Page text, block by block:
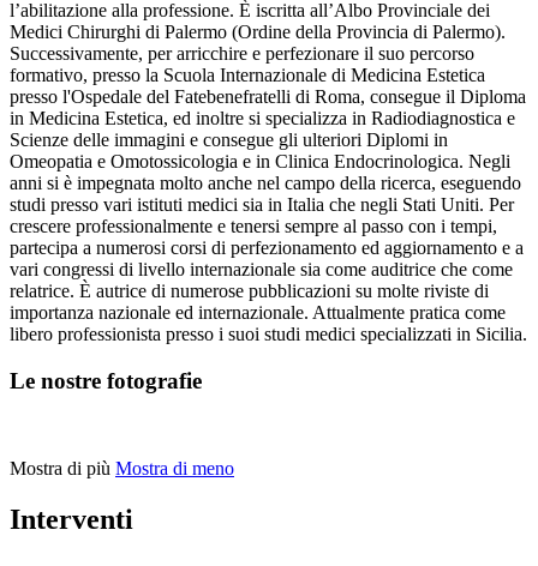
l’abilitazione alla professione. È iscritta all’Albo Provinciale dei
Medici Chirurghi di Palermo (Ordine della Provincia di Palermo).
Successivamente, per arricchire e perfezionare il suo percorso
formativo, presso la Scuola Internazionale di Medicina Estetica
presso l'Ospedale del Fatebenefratelli di Roma, consegue il Diploma
in Medicina Estetica, ed inoltre si specializza in Radiodiagnostica e
Scienze delle immagini e consegue gli ulteriori Diplomi in
Omeopatia e Omotossicologia e in Clinica Endocrinologica. Negli
anni si è impegnata molto anche nel campo della ricerca, eseguendo
studi presso vari istituti medici sia in Italia che negli Stati Uniti. Per
crescere professionalmente e tenersi sempre al passo con i tempi,
partecipa a numerosi corsi di perfezionamento ed aggiornamento e a
vari congressi di livello internazionale sia come auditrice che come
relatrice. È autrice di numerose pubblicazioni su molte riviste di
importanza nazionale ed internazionale. Attualmente pratica come
libero professionista presso i suoi studi medici specializzati in Sicilia.
Le nostre fotografie
Mostra di più Mostra di meno
Interventi